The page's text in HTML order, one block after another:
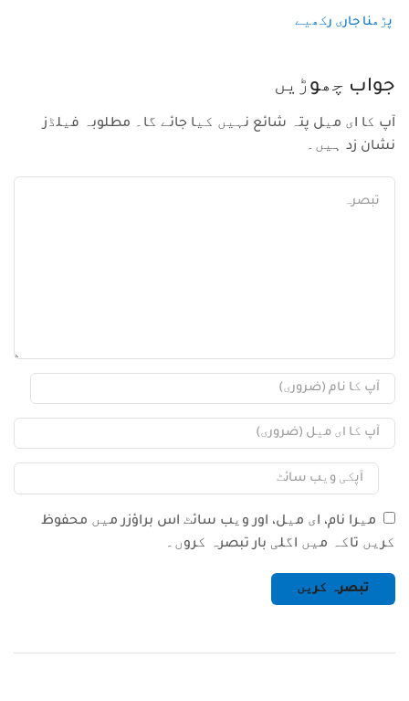
پڑھنا جاری رکھیے
جواب چھوڑیں
آپ کا ای میل پتہ شائع نہیں کیا جائے گا۔ مطلوبہ فیلڈز
نشان زد ہیں۔
میرا نام، ای میل، اور ویب سائٹ اس براؤزر میں محفوظ
کریں تاکہ میں اگلی بار تبصرہ کروں۔